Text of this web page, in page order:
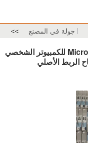
جولة في المصنع >>
Microsoft Office Home and Student 2019 للكمبيوتر الشخصي
الربط الأصلي